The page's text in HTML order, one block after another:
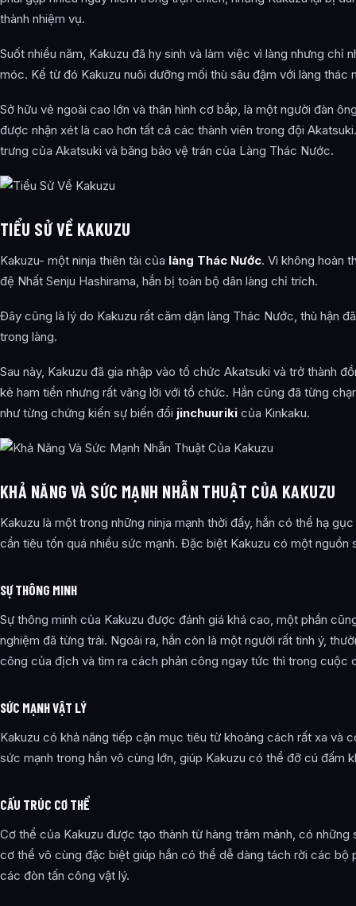
thành nhiệm vụ.
Suốt nhiều năm, Kakuzu đã hy sinh và làm việc vì làng nhưng chỉ
móc. Kể từ đó Kakuzu nuôi dưỡng mối thù sâu đậm với làng thác
Sở hữu vẻ ngoài cao lớn và thân hình cơ bắp, là một người đàn
được nhận xét là cao hơn tất cả các thành viên trong đội
trưng của Akatsuki và băng bảo vệ trán của Làng Thác Nước.
TIỂU SỬ VỀ KAKUZU
Kakuzu- một ninja thiên tài của làng Thác Nước. Vì không hoàn
đệ Nhất Senju Hashirama, hắn bị toàn bộ dân làng chỉ trích.
Đây cũng là lý do Kakuzu rất căm dận làng Thác Nước, thù hận
trong làng.
Sau này, Kakuzu đã gia nhập vào tổ chức Akatsuki và trở thành
kẻ ham tiền nhưng rất vâng lời với tổ chức. Hắn cũng đã từng
như từng chứng kiến sự biến đổi jinchuuriki của Kinkaku.
KHẢ NĂNG VÀ SỨC MẠNH NHẪN THUẬT CỦA KAKUZU
Kakuzu là một trong những ninja mạnh thời đấy, hắn có thể hạ
cần tiêu tốn quá nhiều sức mạnh. Đặc biệt Kakuzu có một nguồn
SỰ THÔNG MINH
Sự thông minh của Kakuzu được đánh giá khá cao, một phần
nghiệm đã từng trải. Ngoài ra, hắn còn là một người rất tinh ý,
công của địch và tìm ra cách phản công ngay tức thì trong cuộc
SỨC MẠNH VẬT LÝ
Kakuzu có khả năng tiếp cận mục tiêu từ khoảng cách rất xa và
sức mạnh trong hắn vô cùng lớn, giúp Kakuzu có thể đỡ cú đấm
CẤU TRÚC CƠ THỂ
Cơ thể của Kakuzu được tạo thành từ hàng trăm mảnh, có
cơ thể vô cùng đặc biệt giúp hắn có thể dễ dàng tách rời các bộ
các đòn tấn công vật lý.